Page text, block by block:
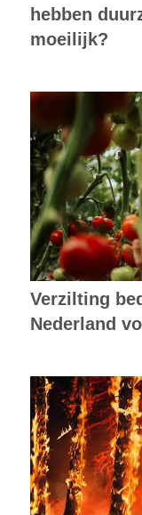
hebben
moeilijk?
Verzilting
Nederland